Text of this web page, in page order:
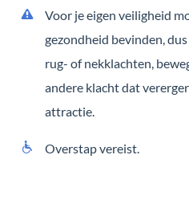
Voor je eigen veiligheid
gezondheid bevinden,
rug- of nekklachten,
andere klacht dat
attractie.
Overstap vereist.